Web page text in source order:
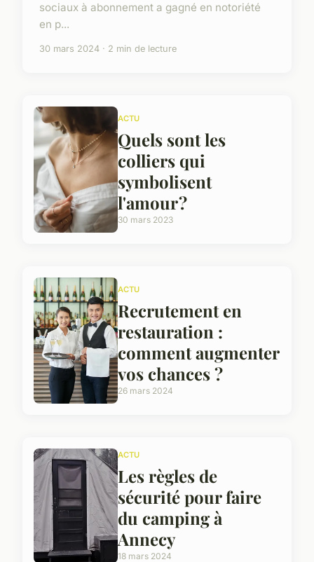
sociaux à abonnement a gagné en notoriété
en p...
30 mars 2024 · 2 min de lecture
ACTU
Quels sont les
colliers qui
symbolisent
l'amour ?
30 mars 2023
ACTU
Recrutement en
restauration :
comment augmenter
vos chances ?
26 mars 2024
ACTU
Les règles de
sécurité pour faire
du camping à
Annecy
18 mars 2024